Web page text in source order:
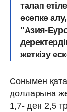
талап
есепке
"Азия-
жеткізу
Сонымен
долларына
1,7- ден 2,5